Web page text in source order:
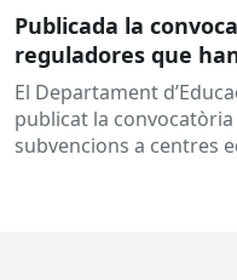
Publicada la
reguladores que
subvencions a
desenvolupament
inserció, durant el
El Departament
publicat la
subvencions a centres